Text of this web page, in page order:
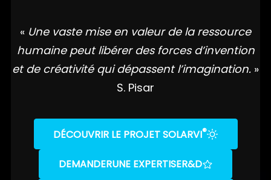
« Une vaste mise en valeur de la ressource
humaine peut libérer des forces d’invention
et de créativité qui dépassent l’imagination. »
S. Pisar
DÉCOUVRIR LE PROJET SOLARVI®
DEMANDERUNE EXPERTISER&D